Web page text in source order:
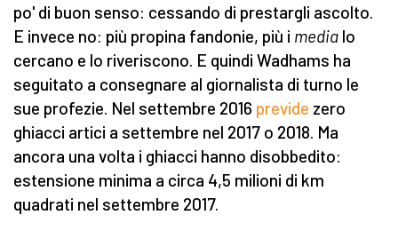
po' di buon senso: cessando di prestargli ascolto.
E invece no: più propina fandonie, più i media lo
cercano e lo riveriscono. E quindi Wadhams ha
seguitato a consegnare al giornalista di turno le
sue profezie. Nel settembre 2016 previde zero
ghiacci artici a settembre nel 2017 o 2018. Ma
ancora una volta i ghiacci hanno disobbedito:
estensione minima a circa 4,5 milioni di km
quadrati nel settembre 2017.